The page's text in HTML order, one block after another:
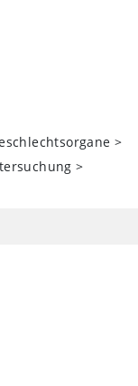
>
>